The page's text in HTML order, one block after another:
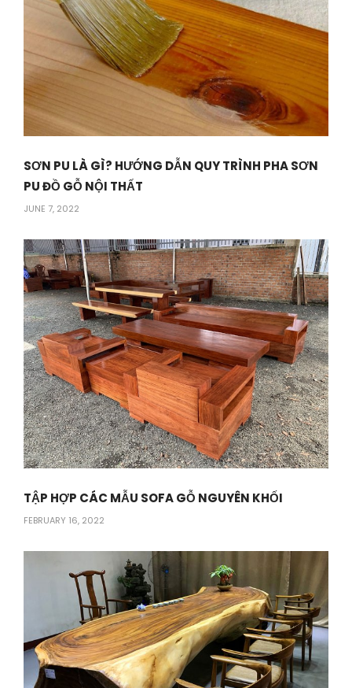
SƠN PU LÀ GÌ? HƯỚNG DẪN QUY TRÌNH PHA SƠN
PU ĐỒ GỖ NỘI THẤT
JUNE 7, 2022
TẬP HỢP CÁC MẪU SOFA GỖ NGUYÊN KHỐI
FEBRUARY 16, 2022